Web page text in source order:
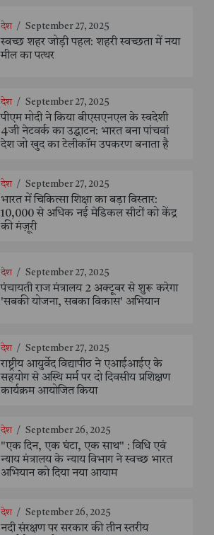
देश / September 27, 2025
स्वच्छ शहर जोड़ी पहल: शहरी स्वच्छता में नया
मील का पत्थर
देश / September 27, 2025
पीएम मोदी ने किया बीएसएनएल के स्वदेशी
4जी नेटवर्क का उद्घाटन: भारत बना पांचवां
देश जो खुद का टेलीकॉम उपकरण बनाता है
देश / September 27, 2025
भारत में चिकित्सा शिक्षा का बड़ा विस्तार:
10,000 से अधिक नई मेडिकल सीटों को केंद्र
की मंज़ूरी
देश / September 27, 2025
पंचायती राज मंत्रालय 2 अक्टूबर से शुरू करेगा
'सबकी योजना, सबका विकास' अभियान
देश / September 27, 2025
राष्ट्रीय आयुर्वेद विद्यापीठ ने एआईआईए के
सहयोग से अस्थि मर्म पर दो दिवसीय प्रशिक्षण
कार्यक्रम आयोजित किया
देश / September 26, 2025
"एक दिन, एक घंटा, एक साथ" : विधि एवं
न्याय मंत्रालय के न्याय विभाग ने स्वच्छ भारत
अभियान को दिया नया आयाम
देश / September 26, 2025
नदी संरक्षण पर सरकार की तीन स्तरीय